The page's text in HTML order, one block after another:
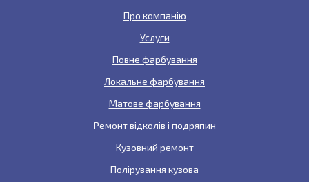
Про компанію
Услуги
Повне фарбування
Локальне фарбування
Матове фарбування
Ремонт відколів і подряпин
Кузовний ремонт
Полірування кузова